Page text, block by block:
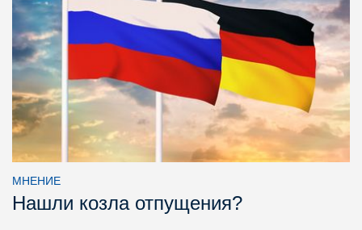
МНЕНИЕ
Нашли козла отпущения?